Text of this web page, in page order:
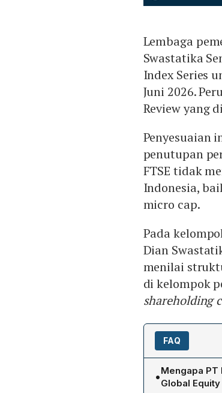
Lembaga
Swastatika
Index Series
Juni 2026.
Review yang
Penyesuaian
penutupan
FTSE tidak
Indonesia,
micro cap.
Pada
Dian
menilai
di kelompok
shareholding
FAQ
•Mengapa PT
Global